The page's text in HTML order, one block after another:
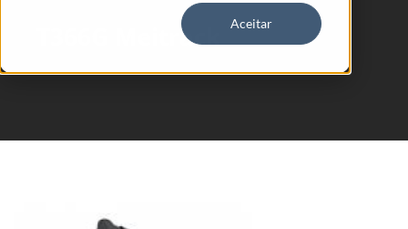
Aceitar
T366G Meitrack